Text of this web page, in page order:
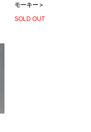
モーキー＞
SOLD OUT